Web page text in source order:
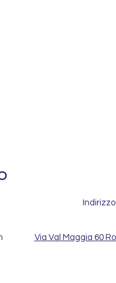
Indirizzo
Via Val Maggia 60